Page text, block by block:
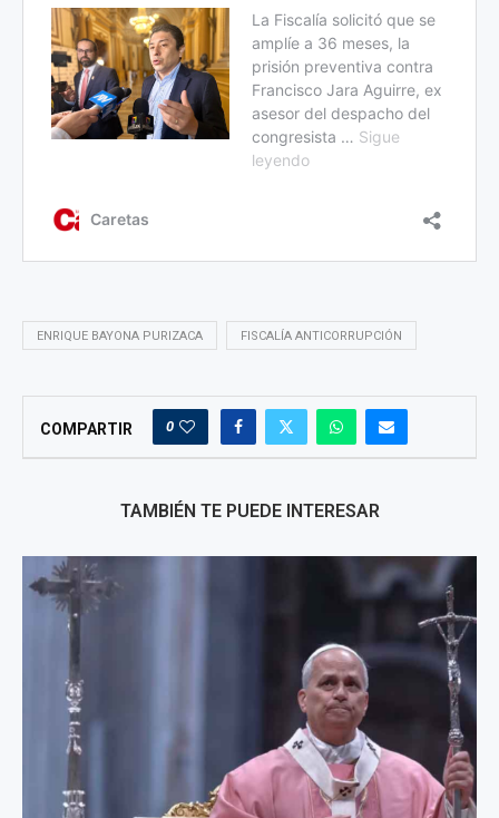
ENRIQUE BAYONA PURIZACA FISCALÍA ANTICORRUPCIÓN
COMPARTIR 0
TAMBIÉN TE PUEDE INTERESAR